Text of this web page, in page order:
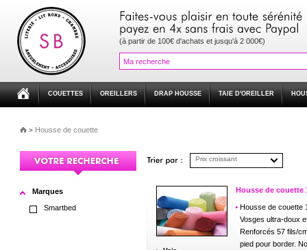
(à partir de 100€ d'achats et jusqu'à 2 000€)
COUETTES OREILLERS DRAP HOUSSE TAIE D'OREILLER
> Housse de couette
Marques
Smartbed
Prix croissant
Housse de couette
Housse de couette
Vosges ultra-doux
Renforcés 57 fils/
pied pour border.